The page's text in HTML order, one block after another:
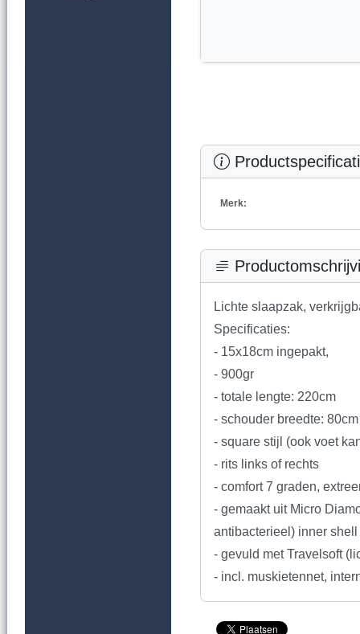
Merk:
Lichte slaapzak,
Specificaties:
- 15x18cm ingepakt,
- 900gr
- totale lengte: 220cm
- schouder breedte: 80cm
- square stijl (ook voet
- rits links of rechts
- comfort 7 graden,
- gemaakt uit Micro
antibacterieel) inner shell
- gevuld met Travelsoft
- incl. muskietennet,